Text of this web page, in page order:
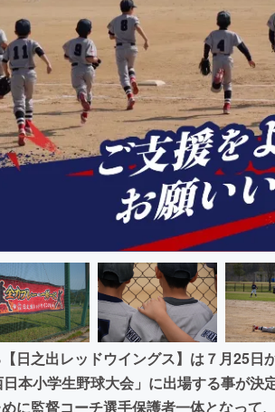
・起業 チャレンジ
り・地域活性化
日之出レッドウイングス】は７月25日
本小学生野球大会」に出場する事が決
に監督コーチ選手保護者一体となって